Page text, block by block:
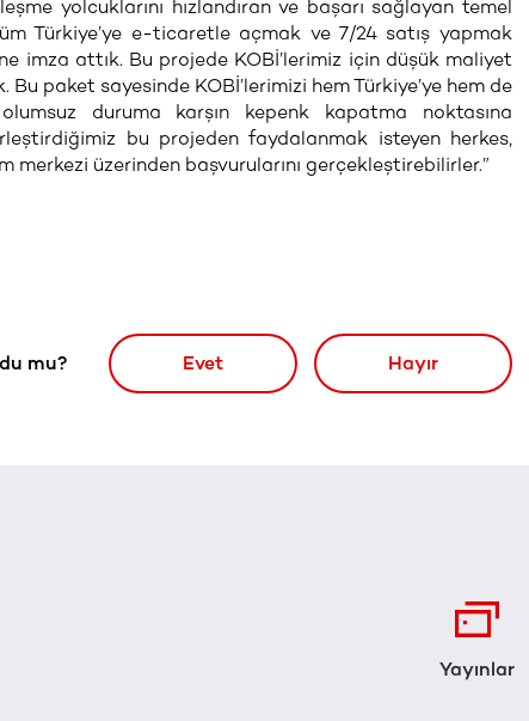
yolcuklarını hızlandıran ve başarı sağlayan temel
Türkiye’ye e-ticaretle açmak ve 7/24 satış yapmak
imza attık. Bu projede KOBİ’lerimiz için düşük maliyet
paket sayesinde KOBİ’lerimizi hem Türkiye’ye hem de
duruma karşın kepenk kapatma noktasına
bu projeden faydalanmak isteyen herkes,
üzerinden başvurularını gerçekleştirebilirler.”
mu? Evet Hayır
Yayınlar